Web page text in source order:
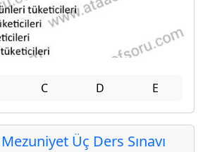
C D E
Üç Ders Sınavı